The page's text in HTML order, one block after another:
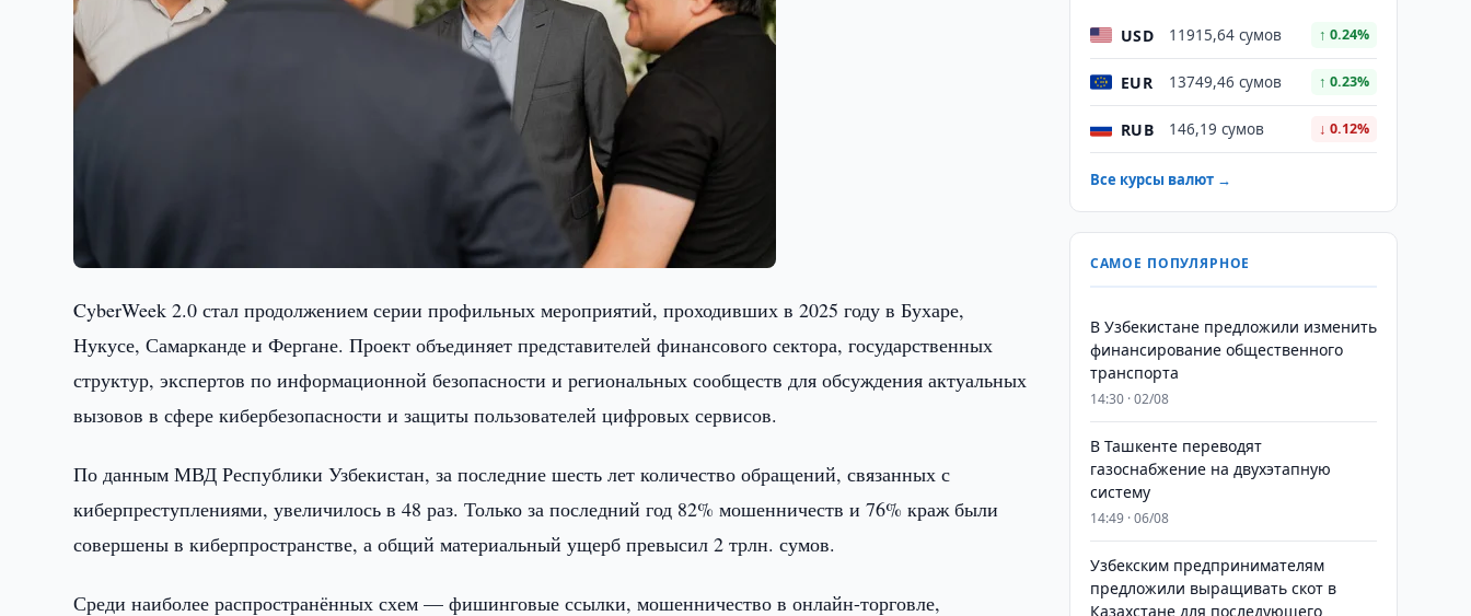
CyberWeek 2.0 стал продолжением серии профильных мероприятий, проходивших в 2025 году в Бухаре,
Нукусе, Самарканде и Фергане. Проект объединяет представителей финансового сектора, государственных
структур, экспертов по информационной безопасности и региональных сообществ для обсуждения актуальных
вызовов в сфере кибербезопасности и защиты пользователей цифровых сервисов.
По данным МВД Республики Узбекистан, за последние шесть лет количество обращений, связанных с
киберпреступлениями, увеличилось в 48 раз. Только за последний год 82% мошенничеств и 76% краж были
совершены в киберпространстве, а общий материальный ущерб превысил 2 трлн. сумов.
Среди наиболее распространённых схем — фишинговые ссылки, мошенничество в онлайн-торговле,
USD 11915,64 сумов ↑ 0.24%
EUR 13749,46 сумов ↑ 0.23%
RUB 146,19 сумов ↓ 0.12%
Все курсы валют →
САМОЕ ПОПУЛЯРНОЕ
В Узбекистане предложили изменить
финансирование общественного
транспорта
14:30 · 02/08
В Ташкенте переводят
газоснабжение на двухэтапную
систему
14:49 · 06/08
Узбекским предпринимателям
предложили выращивать скот в
Казахстане для последующего